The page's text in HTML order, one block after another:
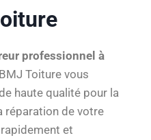
professionnel à
Toiture vous
haute qualité pour la
réparation de votre
et